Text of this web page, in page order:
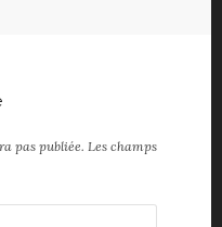
pas publiée. Les champs